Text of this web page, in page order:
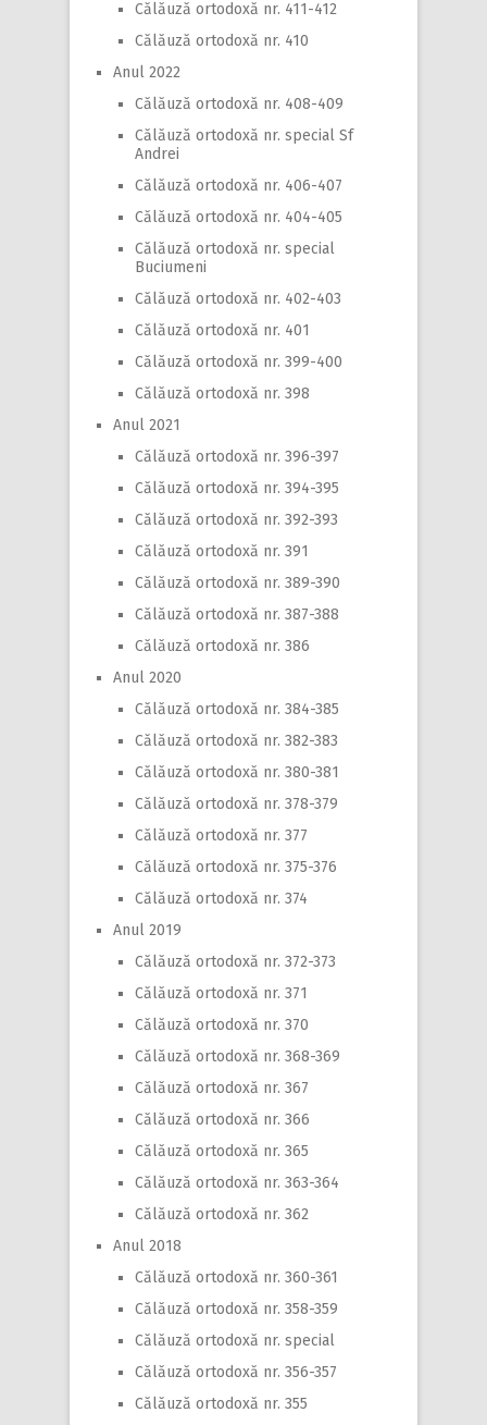
Călăuză ortodoxă nr. 411-412
Călăuză ortodoxă nr. 410
Anul 2022
Călăuză ortodoxă nr. 408-409
Călăuză ortodoxă nr. special Sf
Andrei
Călăuză ortodoxă nr. 406-407
Călăuză ortodoxă nr. 404-405
Călăuză ortodoxă nr. special
Buciumeni
Călăuză ortodoxă nr. 402-403
Călăuză ortodoxă nr. 401
Călăuză ortodoxă nr. 399-400
Călăuză ortodoxă nr. 398
Anul 2021
Călăuză ortodoxă nr. 396-397
Călăuză ortodoxă nr. 394-395
Călăuză ortodoxă nr. 392-393
Călăuză ortodoxă nr. 391
Călăuză ortodoxă nr. 389-390
Călăuză ortodoxă nr. 387-388
Călăuză ortodoxă nr. 386
Anul 2020
Călăuză ortodoxă nr. 384-385
Călăuză ortodoxă nr. 382-383
Călăuză ortodoxă nr. 380-381
Călăuză ortodoxă nr. 378-379
Călăuză ortodoxă nr. 377
Călăuză ortodoxă nr. 375-376
Călăuză ortodoxă nr. 374
Anul 2019
Călăuză ortodoxă nr. 372-373
Călăuză ortodoxă nr. 371
Călăuză ortodoxă nr. 370
Călăuză ortodoxă nr. 368-369
Călăuză ortodoxă nr. 367
Călăuză ortodoxă nr. 366
Călăuză ortodoxă nr. 365
Călăuză ortodoxă nr. 363-364
Călăuză ortodoxă nr. 362
Anul 2018
Călăuză ortodoxă nr. 360-361
Călăuză ortodoxă nr. 358-359
Călăuză ortodoxă nr. special
Călăuză ortodoxă nr. 356-357
Călăuză ortodoxă nr. 355